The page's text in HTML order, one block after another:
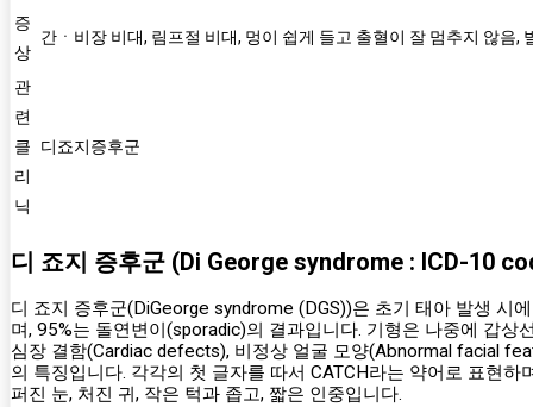
증
상
간ㆍ비장 비대, 림프절 비대, 멍이 쉽게 들고 출혈이 잘 멈추지 않음,
관
련
클
리
닉
디죠지증후군
디 죠지 증후군 (Di George syndrome : ICD-10
디 죠지 증후군(DiGeorge syndrome (DGS))은 초기 태아 발생 시
며, 95%는 돌연변이(sporadic)의 결과입니다. 기형은 나중에 갑
심장 결함(Cardiac defects), 비정상 얼굴 모양(Abnormal facial
의 특징입니다. 각각의 첫 글자를 따서 CATCH라는 약어로 표현
퍼진 눈, 처진 귀, 작은 턱과 좁고, 짧은 인중입니다.